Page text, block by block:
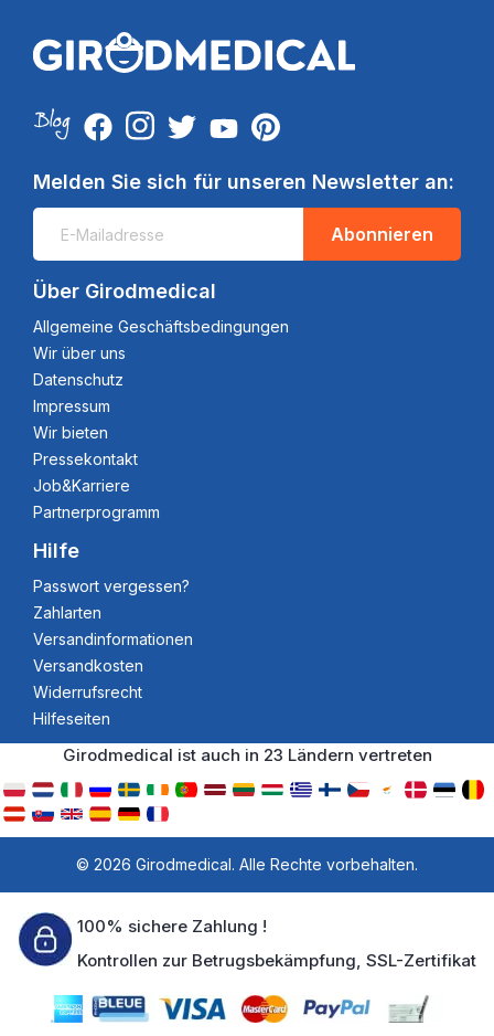
Melden Sie sich für unseren Newsletter an:
Abonnieren
Über Girodmedical
Allgemeine Geschäftsbedingungen
Wir über uns
Datenschutz
Impressum
Wir bieten
Pressekontakt
Job&Karriere
Partnerprogramm
Hilfe
Passwort vergessen?
Zahlarten
Versandinformationen
Versandkosten
Widerrufsrecht
Hilfeseiten
Girodmedical ist auch in 23 Ländern vertreten
© 2026 Girodmedical. Alle Rechte vorbehalten.
100% sichere Zahlung !
Kontrollen zur Betrugsbekämpfung, SSL-Zertifikat